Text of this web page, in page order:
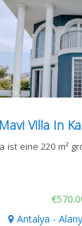
Villa In
ist eine 220 m²
Antalya -